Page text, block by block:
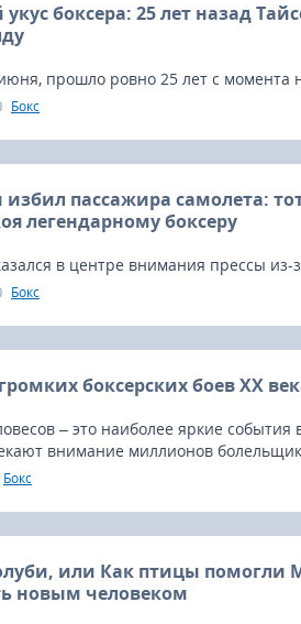
боксера: 25 лет назад
прошло ровно 25 лет с момента
между Майком Тайсоном и
Бокс
пассажира самолета:
легендарному боксеру
в центре внимания прессы из-
Бокс
боксерских боев ХХ
– это наиболее яркие события
внимание миллионов
спорта.
Бокс
или Как птицы помогли
новым человеком